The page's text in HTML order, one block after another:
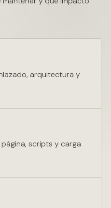
arquitectura y
scripts y carga